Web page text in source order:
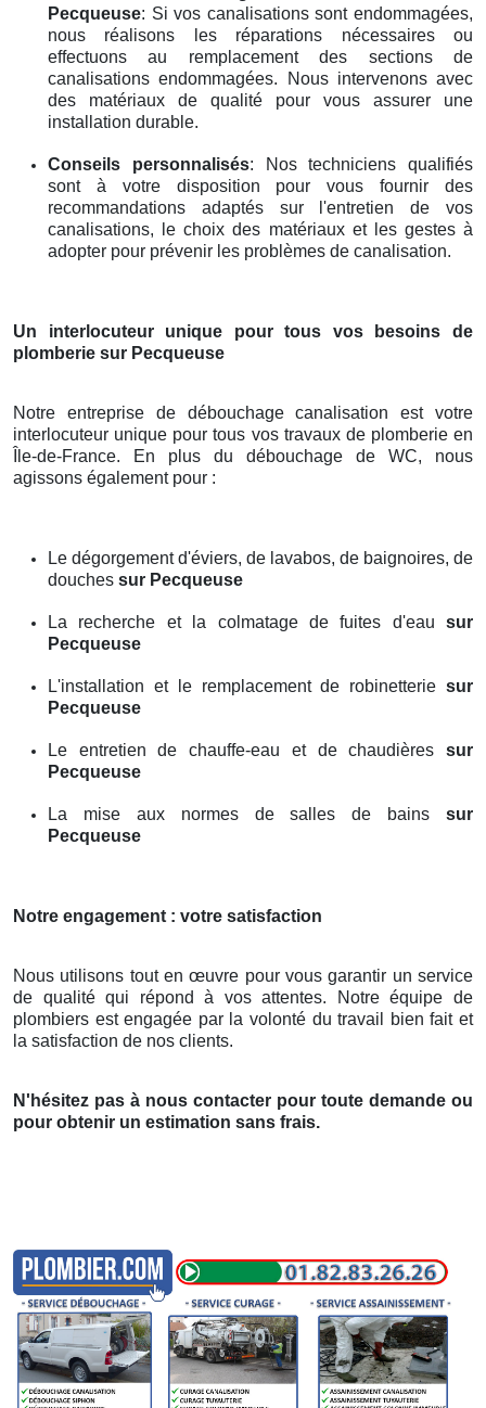
Pecqueuse: Si vos canalisations sont endommagées,
nous réalisons les réparations nécessaires ou
effectuons au remplacement des sections de
canalisations endommagées. Nous intervenons avec
des matériaux de qualité pour vous assurer une
installation durable.
Conseils personnalisés: Nos techniciens qualifiés
sont à votre disposition pour vous fournir des
recommandations adaptés sur l'entretien de vos
canalisations, le choix des matériaux et les gestes à
adopter pour prévenir les problèmes de canalisation.
Un interlocuteur unique pour tous vos besoins de
plomberie sur Pecqueuse
Notre entreprise de débouchage canalisation est votre
interlocuteur unique pour tous vos travaux de plomberie en
Île-de-France. En plus du débouchage de WC, nous
agissons également pour :
Le dégorgement d'éviers, de lavabos, de baignoires, de
douches sur Pecqueuse
La recherche et la colmatage de fuites d'eau sur
Pecqueuse
L'installation et le remplacement de robinetterie sur
Pecqueuse
Le entretien de chauffe-eau et de chaudières sur
Pecqueuse
La mise aux normes de salles de bains sur
Pecqueuse
Notre engagement : votre satisfaction
Nous utilisons tout en œuvre pour vous garantir un service
de qualité qui répond à vos attentes. Notre équipe de
plombiers est engagée par la volonté du travail bien fait et
la satisfaction de nos clients.
N'hésitez pas à nous contacter pour toute demande ou
pour obtenir un estimation sans frais.